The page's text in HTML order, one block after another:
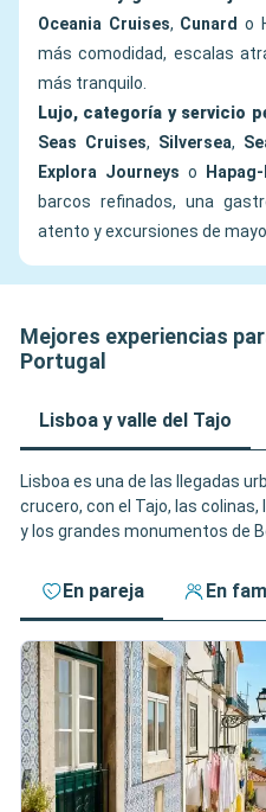
Oceania Cruises, Cunard o
más comodidad, escalas
más tranquilo.
Lujo, categoría y servicio
Seas Cruises, Silversea,
Explora Journeys o
barcos refinados, una
atento y excursiones de
Mejores experiencias
Portugal
Lisboa y valle del Tajo
Lisboa es una de las llegadas
crucero, con el Tajo, las
y los grandes monumentos de
En pareja En